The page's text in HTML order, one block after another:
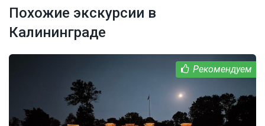
Похожие экскурсии в
Калининграде